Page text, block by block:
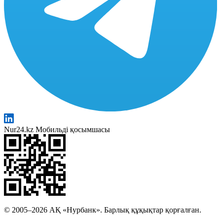
Nur24.kz Мобильді қосымшасы
© 2005–2026 АҚ «Нурбанк». Барлық құқықтар қорғалған.